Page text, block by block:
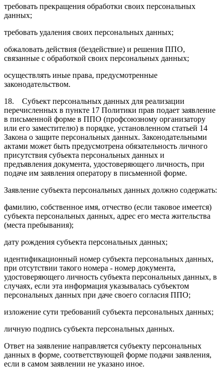
требовать прекращения обработки своих персональных
данных;
требовать удаления своих персональных данных;
обжаловать действия (бездействие) и решения ППО,
связанные с обработкой своих персональных данных;
осуществлять иные права, предусмотренные
законодательством.
18. Субъект персональных данных для реализации
перечисленных в пункте 17 Политики прав подает заявление
в письменной форме в ППО (профсоюзному организатору
или его заместителю) в порядке, установленном статьей 14
Закона о защите персональных данных. Законодательными
актами может быть предусмотрена обязательность личного
присутствия субъекта персональных данных и
предъявления документа, удостоверяющего личность, при
подаче им заявления оператору в письменной форме.
Заявление субъекта персональных данных должно содержать:
фамилию, собственное имя, отчество (если таковое имеется)
субъекта персональных данных, адрес его места жительства
(места пребывания);
дату рождения субъекта персональных данных;
идентификационный номер субъекта персональных данных,
при отсутствии такого номера - номер документа,
удостоверяющего личность субъекта персональных данных, в
случаях, если эта информация указывалась субъектом
персональных данных при даче своего согласия ППО;
изложение сути требований субъекта персональных данных;
личную подпись субъекта персональных данных.
Ответ на заявление направляется субъекту персональных
данных в форме, соответствующей форме подачи заявления,
если в самом заявлении не указано иное.